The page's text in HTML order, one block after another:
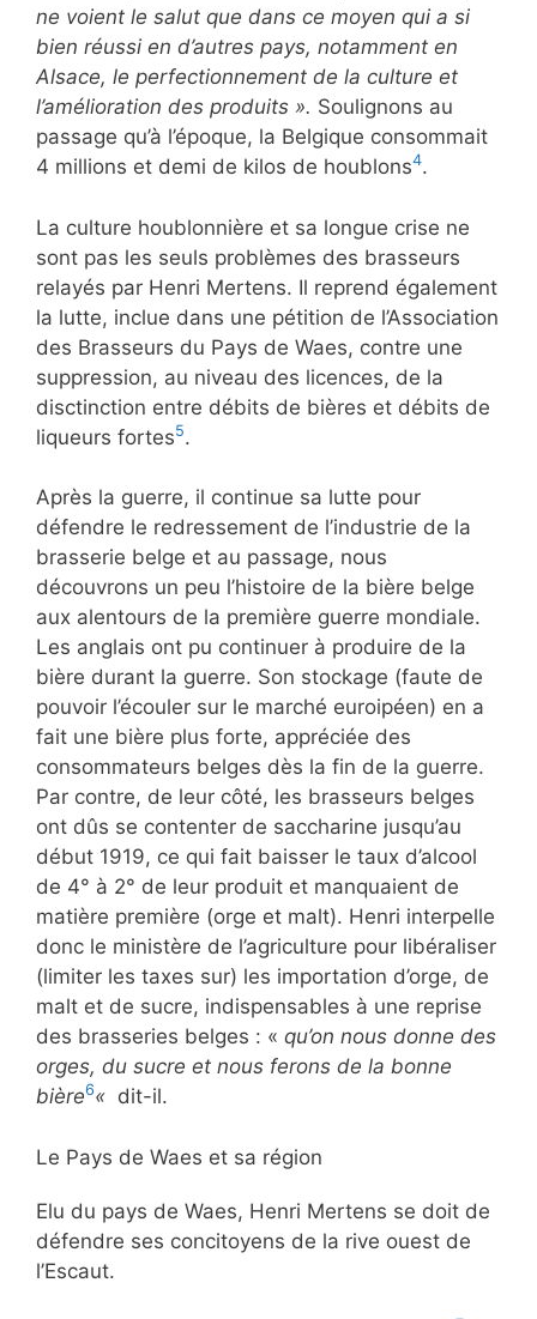
ne voient le salut que dans ce moyen qui a si
bien réussi en d’autres pays, notamment en
Alsace, le perfectionnement de la culture et
l’amélioration des produits ». Soulignons au
passage qu’à l’époque, la Belgique consommait
4 millions et demi de kilos de houblons4.
La culture houblonnière et sa longue crise ne
sont pas les seuls problèmes des brasseurs
relayés par Henri Mertens. Il reprend également
la lutte, inclue dans une pétition de l’Association
des Brasseurs du Pays de Waes, contre une
suppression, au niveau des licences, de la
disctinction entre débits de bières et débits de
liqueurs fortes5.
Après la guerre, il continue sa lutte pour
défendre le redressement de l’industrie de la
brasserie belge et au passage, nous
découvrons un peu l’histoire de la bière belge
aux alentours de la première guerre mondiale.
Les anglais ont pu continuer à produire de la
bière durant la guerre. Son stockage (faute de
pouvoir l’écouler sur le marché euroipéen) en a
fait une bière plus forte, appréciée des
consommateurs belges dès la fin de la guerre.
Par contre, de leur côté, les brasseurs belges
ont dûs se contenter de saccharine jusqu’au
début 1919, ce qui fait baisser le taux d’alcool
de 4° à 2° de leur produit et manquaient de
matière première (orge et malt). Henri interpelle
donc le ministère de l’agriculture pour libéraliser
(limiter les taxes sur) les importation d’orge, de
malt et de sucre, indispensables à une reprise
des brasseries belges : « qu’on nous donne des
orges, du sucre et nous ferons de la bonne
bière6« dit-il.
Le Pays de Waes et sa région
Elu du pays de Waes, Henri Mertens se doit de
défendre ses concitoyens de la rive ouest de
l’Escaut.